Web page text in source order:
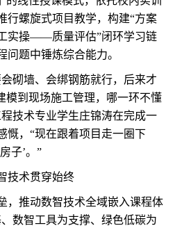
行螺旋式项目教学，构建“方案
操——质量评估”闭环学习链
问题中锤炼综合能力。
墙、会绑钢筋就行，后来才
模到现场施工管理，哪一环不懂
技术专业学生庄锦涛在完成一
慨，“现在跟着项目走一圈下
子’。”
术贯穿始终
推动数智技术全域嵌入课程体
数智工具为支撑、绿色低碳为